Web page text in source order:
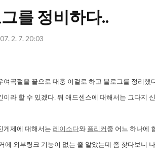
를 정비하다..
2. 7. 20:03
여곡절을 끝으로 대충 이걸로 하고 블로그를 정리했
이라 할 수 있겠다. 뭐 애드센스에 대해서는 그다지
게제에 대해서는 레이소다와 플리커 중 어느 하나에
에 외부링크 기능이 없는 줄 알았는데 좀 찾다보니